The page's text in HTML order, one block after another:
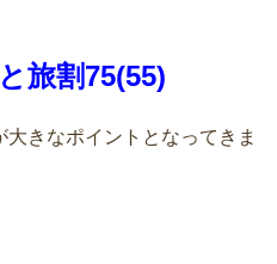
旅割75(55)
きなポイントとなってきま